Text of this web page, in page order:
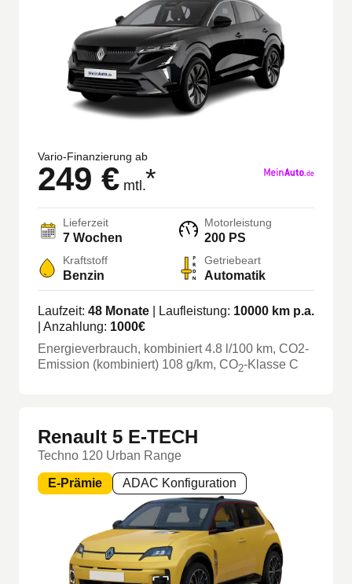
Vario-Finanzierung ab
249 € mtl.*
Lieferzeit
7 Wochen
Motorleistung
200 PS
Kraftstoff
Benzin
Getriebeart
Automatik
Laufzeit: 48 Monate | Laufleistung: 10000 km p.a.
| Anzahlung: 1000€
Energieverbrauch, kombiniert4.8 l/100 km, CO2-
Emission (kombiniert) 108 g/km, CO2-Klasse C
Renault 5 E-TECH
Techno 120 Urban Range
E-Prämie ADAC Konfiguration